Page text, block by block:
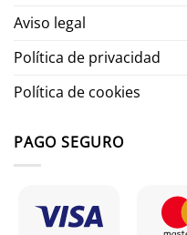
Aviso legal
Política de privacidad
Política de cookies
PAGO SEGURO